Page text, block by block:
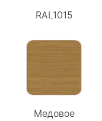
RAL1015
Медовое